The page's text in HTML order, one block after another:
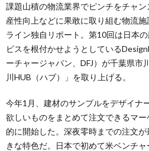
課題山積の物流業界でピンチをチャ
産性向上などに果敢に取り組む物流
ライン独自リポート。第10回は日本
ビスを根付かせようとしている
ーチャージャパン、DFJ）が千葉県市
川HUB（ハブ）」を取り上げる。
今年1月、建材のサンプルをデザイナ
欲しいものをまとめて注文できるマ
的に開始した。深夜零時までの注文
きな特色だ。日本で初めて米ベンチ